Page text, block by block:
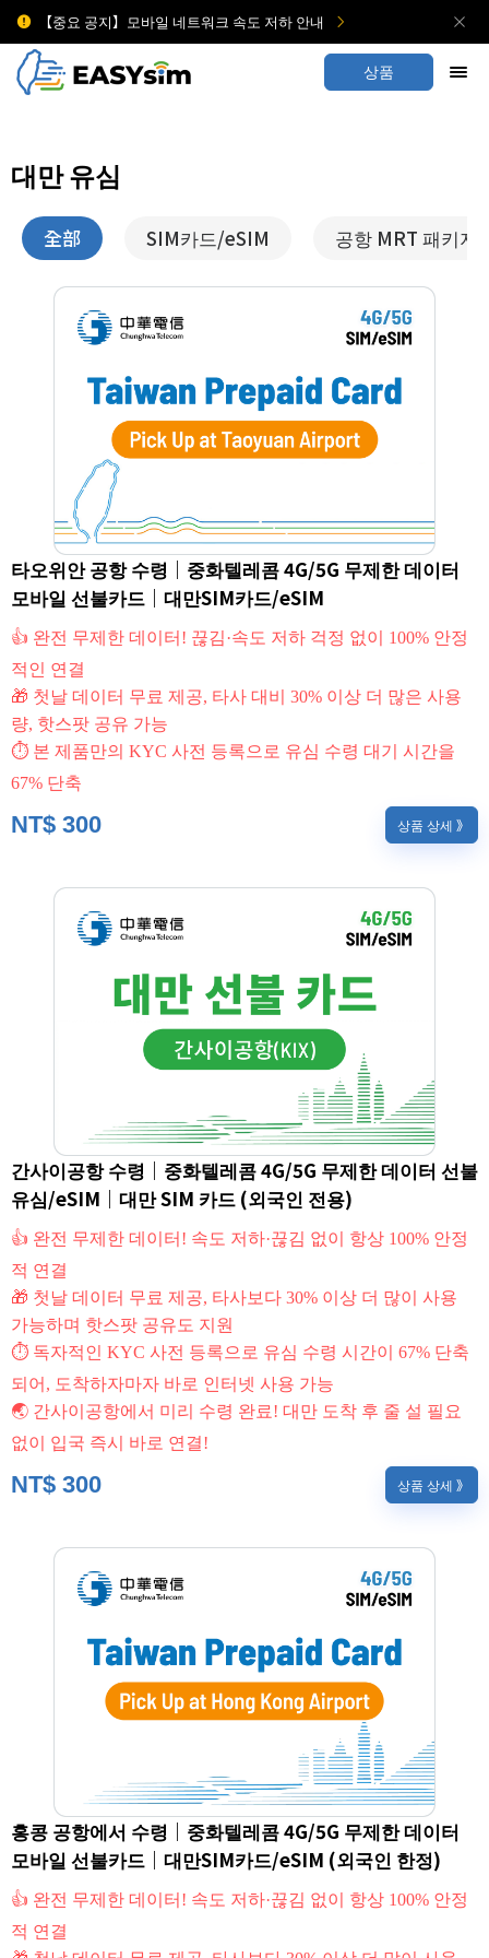
【중요 공지】모바일 네트워크 속도 저하 안내
상품
대만 유심
全部 SIM카드/eSIM 공항 MRT 패키지
타오위안 공항 수령｜중화텔레콤 4G/5G 무제한 데이터
모바일 선불카드｜대만SIM카드/eSIM
👍 완전 무제한 데이터! 끊김·속도 저하 걱정 없이 100% 안정
적인 연결
🎁 첫날 데이터 무료 제공, 타사 대비 30% 이상 더 많은 사용
량, 핫스팟 공유 가능
⏱ 본 제품만의 KYC 사전 등록으로 유심 수령 대기 시간을
67% 단축
NT$ 300 상품 상세 》
간사이공항 수령｜중화텔레콤 4G/5G 무제한 데이터 선불
유심/eSIM｜대만 SIM 카드 (외국인 전용)
👍 완전 무제한 데이터! 속도 저하·끊김 없이 항상 100% 안정
적 연결
🎁 첫날 데이터 무료 제공, 타사보다 30% 이상 더 많이 사용
가능하며 핫스팟 공유도 지원
⏱ 독자적인 KYC 사전 등록으로 유심 수령 시간이 67% 단축
되어, 도착하자마자 바로 인터넷 사용 가능
🌏 간사이공항에서 미리 수령 완료! 대만 도착 후 줄 설 필요
없이 입국 즉시 바로 연결!
NT$ 300 상품 상세 》
홍콩 공항에서 수령｜중화텔레콤 4G/5G 무제한 데이터
모바일 선불카드｜대만SIM카드/eSIM (외국인 한정)
👍 완전 무제한 데이터! 속도 저하·끊김 없이 항상 100% 안정
적 연결